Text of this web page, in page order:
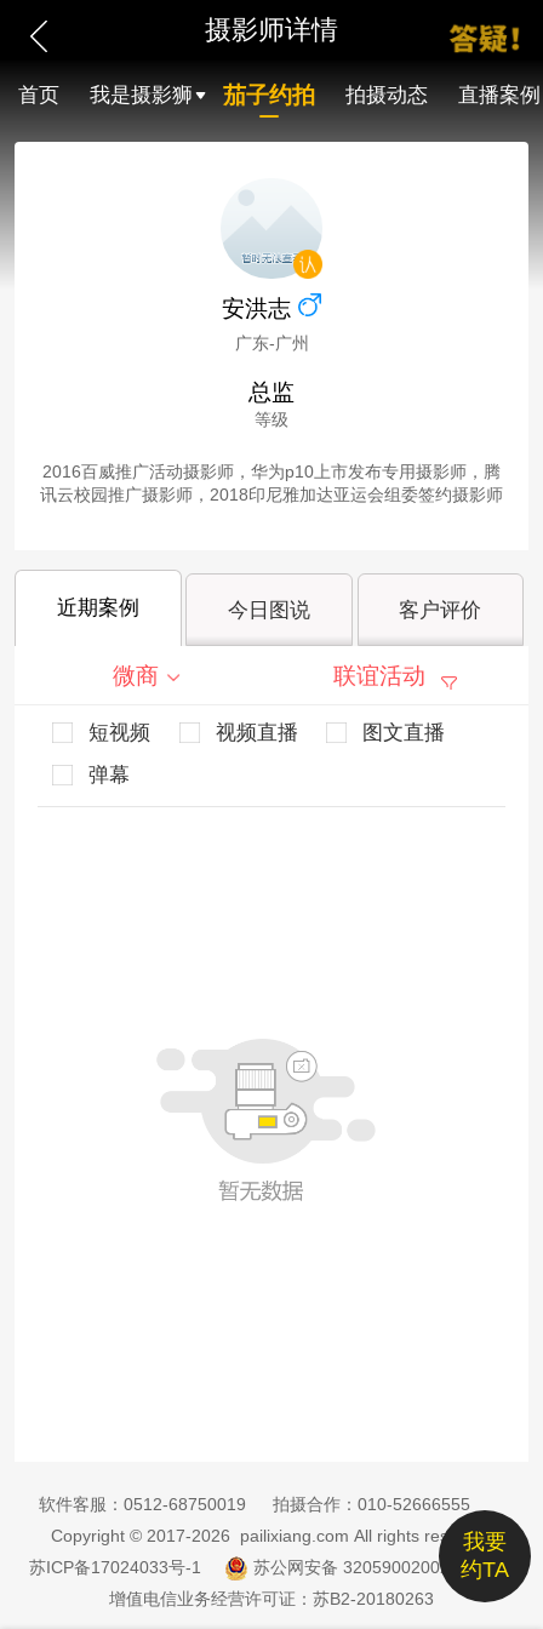
摄影师详情
首页 我是摄影狮 茄子约拍 拍摄动态 直播案例
安洪志
广东-广州
总监
等级
2016百威推广活动摄影师，华为p10上市发布专用摄影师，腾
讯云校园推广摄影师，2018印尼雅加达亚运会组委签约摄影师
近期案例 今日图说 客户评价
微商 联谊活动
短视频 视频直播
图文直播
弹幕
我要
约TA
软件客服： 0512-68750019 拍摄合作： 010-52666555
Copyright © 2017-2026 pailixiang.com All rights reserved
苏ICP备17024033号-1
苏公网安备 32059002002885号
增值电信业务经营许可证：苏B2-20180263